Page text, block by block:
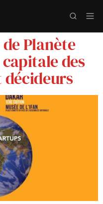
Planète
des